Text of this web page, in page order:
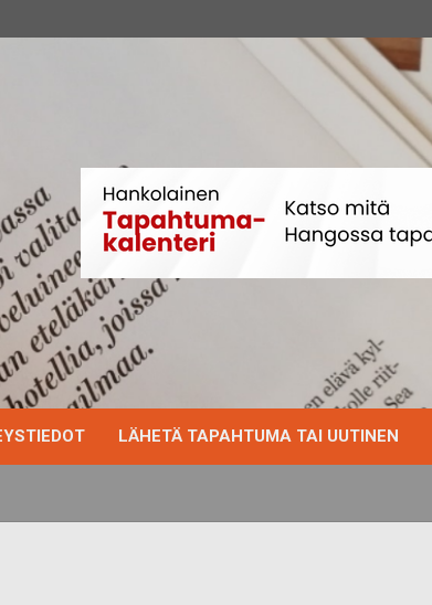
LÄHETÄ TAPAHTUMA TAI UUTINEN